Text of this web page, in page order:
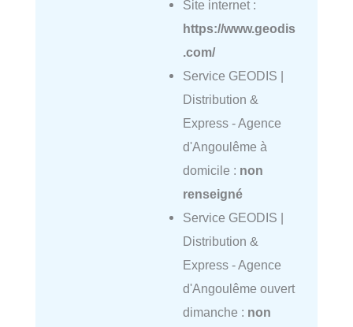
Site internet :
https://www.geodis
.com/
Service GEODIS |
Distribution &
Express - Agence
d'Angoulême à
domicile : non
renseigné
Service GEODIS |
Distribution &
Express - Agence
d'Angoulême ouvert
dimanche : non